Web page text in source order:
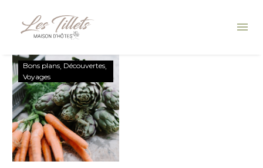
Bons plans Découvertes
Voyages